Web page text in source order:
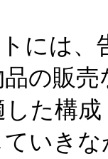
には、
の販
た構
いきな